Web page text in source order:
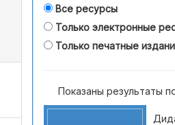
Все ресурсы
Только электронные
Только печатные
Показаны результаты